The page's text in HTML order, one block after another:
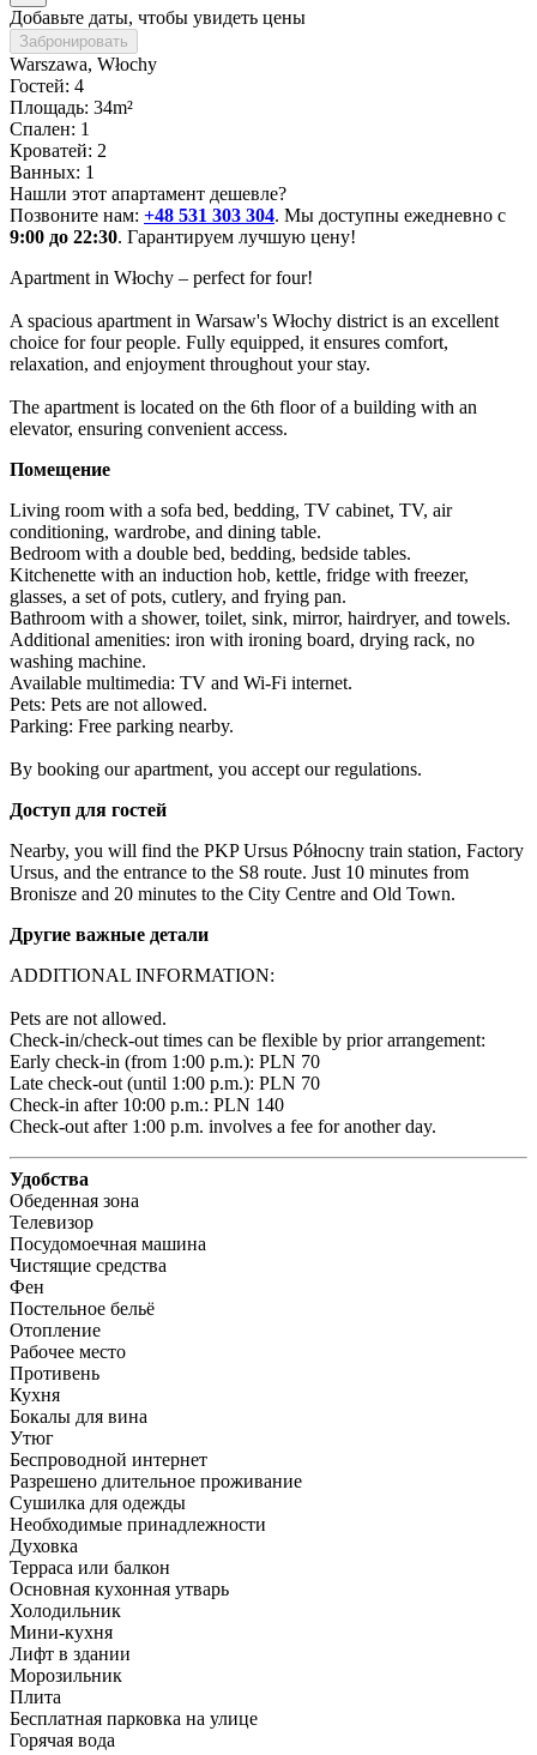
Добавьте даты, чтобы увидеть цены
Забронировать
Warszawa, Włochy
Гостей: 4
Площадь: 34m²
Спален: 1
Кроватей: 2
Ванных: 1
Нашли этот апартамент дешевле?
Позвоните нам: +48 531 303 304. Мы доступны ежедневно с
9:00 до 22:30. Гарантируем лучшую цену!
Apartment in Włochy – perfect for four!
A spacious apartment in Warsaw's Włochy district is an excellent
choice for four people. Fully equipped, it ensures comfort,
relaxation, and enjoyment throughout your stay.
The apartment is located on the 6th floor of a building with an
elevator, ensuring convenient access.
Помещение
Living room with a sofa bed, bedding, TV cabinet, TV, air
conditioning, wardrobe, and dining table.
Bedroom with a double bed, bedding, bedside tables.
Kitchenette with an induction hob, kettle, fridge with freezer,
glasses, a set of pots, cutlery, and frying pan.
Bathroom with a shower, toilet, sink, mirror, hairdryer, and towels.
Additional amenities: iron with ironing board, drying rack, no
washing machine.
Available multimedia: TV and Wi-Fi internet.
Pets: Pets are not allowed.
Parking: Free parking nearby.
By booking our apartment, you accept our regulations.
Доступ для гостей
Nearby, you will find the PKP Ursus Północny train station, Factory
Ursus, and the entrance to the S8 route. Just 10 minutes from
Bronisze and 20 minutes to the City Centre and Old Town.
Другие важные детали
ADDITIONAL INFORMATION:
Pets are not allowed.
Check-in/check-out times can be flexible by prior arrangement:
Early check-in (from 1:00 p.m.): PLN 70
Late check-out (until 1:00 p.m.): PLN 70
Check-in after 10:00 p.m.: PLN 140
Check-out after 1:00 p.m. involves a fee for another day.
Удобства
Обеденная зона
Телевизор
Посудомоечная машина
Чистящие средства
Фен
Постельное бельё
Отопление
Рабочее место
Противень
Кухня
Бокалы для вина
Утюг
Беспроводной интернет
Разрешено длительное проживание
Сушилка для одежды
Необходимые принадлежности
Духовка
Терраса или балкон
Основная кухонная утварь
Холодильник
Мини-кухня
Лифт в здании
Морозильник
Плита
Бесплатная парковка на улице
Горячая вода